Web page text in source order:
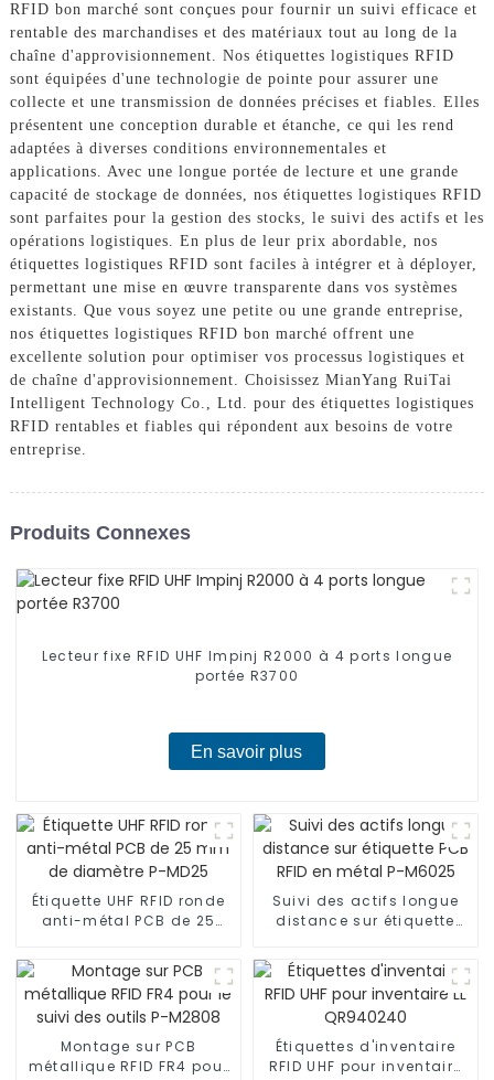
RFID bon marché sont conçues pour fournir un suivi efficace et
rentable des marchandises et des matériaux tout au long de la
chaîne d'approvisionnement. Nos étiquettes logistiques RFID
sont équipées d'une technologie de pointe pour assurer une
collecte et une transmission de données précises et fiables. Elles
présentent une conception durable et étanche, ce qui les rend
adaptées à diverses conditions environnementales et
applications. Avec une longue portée de lecture et une grande
capacité de stockage de données, nos étiquettes logistiques RFID
sont parfaites pour la gestion des stocks, le suivi des actifs et les
opérations logistiques. En plus de leur prix abordable, nos
étiquettes logistiques RFID sont faciles à intégrer et à déployer,
permettant une mise en œuvre transparente dans vos systèmes
existants. Que vous soyez une petite ou une grande entreprise,
nos étiquettes logistiques RFID bon marché offrent une
excellente solution pour optimiser vos processus logistiques et
de chaîne d'approvisionnement. Choisissez MianYang RuiTai
Intelligent Technology Co., Ltd. pour des étiquettes logistiques
RFID rentables et fiables qui répondent aux besoins de votre
entreprise.
Produits Connexes
Lecteur fixe RFID UHF Impinj R2000 à 4 ports longue
portée R3700
En savoir plus
Étiquette UHF RFID ronde
anti-métal PCB de 25
Suivi des actifs longue
distance sur étiquette
M6025
Montage sur PCB
métallique RFID FR4 pour
Étiquettes d'inventaire
RFID UHF pour inventaire